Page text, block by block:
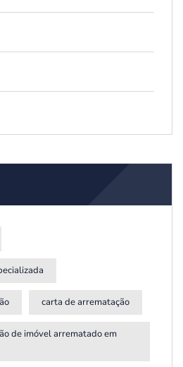
carta de arrematação
de imóvel arrematado em